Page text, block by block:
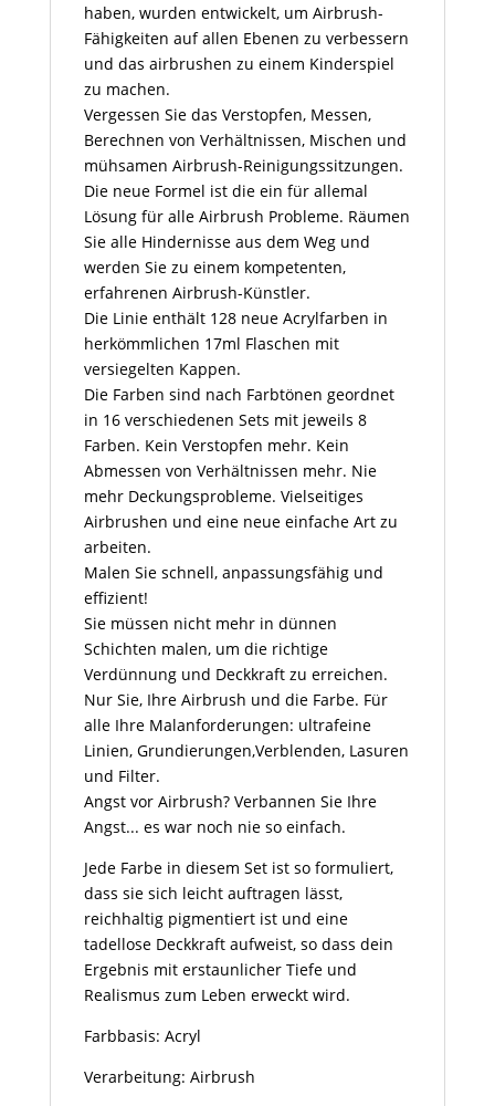
haben, wurden entwickelt, um Airbrush-
Fähigkeiten auf allen Ebenen zu verbessern
und das airbrushen zu einem Kinderspiel
zu machen.
Vergessen Sie das Verstopfen, Messen,
Berechnen von Verhältnissen, Mischen und
mühsamen Airbrush-Reinigungssitzungen.
Die neue Formel ist die ein für allemal
Lösung für alle Airbrush Probleme. Räumen
Sie alle Hindernisse aus dem Weg und
werden Sie zu einem kompetenten,
erfahrenen Airbrush-Künstler.
Die Linie enthält 128 neue Acrylfarben in
herkömmlichen 17ml Flaschen mit
versiegelten Kappen.
Die Farben sind nach Farbtönen geordnet
in 16 verschiedenen Sets mit jeweils 8
Farben. Kein Verstopfen mehr. Kein
Abmessen von Verhältnissen mehr. Nie
mehr Deckungsprobleme. Vielseitiges
Airbrushen und eine neue einfache Art zu
arbeiten.
Malen Sie schnell, anpassungsfähig und
effizient!
Sie müssen nicht mehr in dünnen
Schichten malen, um die richtige
Verdünnung und Deckkraft zu erreichen.
Nur Sie, Ihre Airbrush und die Farbe. Für
alle Ihre Malanforderungen: ultrafeine
Linien, Grundierungen,Verblenden, Lasuren
und Filter.
Angst vor Airbrush? Verbannen Sie Ihre
Angst... es war noch nie so einfach.
Jede Farbe in diesem Set ist so formuliert,
dass sie sich leicht auftragen lässt,
reichhaltig pigmentiert ist und eine
tadellose Deckkraft aufweist, so dass dein
Ergebnis mit erstaunlicher Tiefe und
Realismus zum Leben erweckt wird.
Farbbasis: Acryl
Verarbeitung: Airbrush